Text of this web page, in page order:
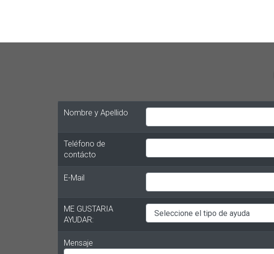
Nombre y Apellido
Teléfono de
contácto
E-Mail
ME GUSTARIA
AYUDAR:
Mensaje